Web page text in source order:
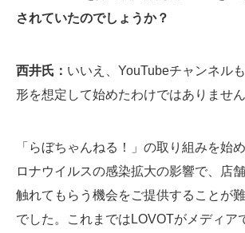
されていたのでしょうか？
西井氏： いいえ、YouTubeチャンネル
形を想定して始めたわけではありません
「らぼちゃんねる！」の取り組みを始
ロナウイルスの感染拡大の影響で、店
触れてもらう機会をご提供することが
でした。これまではLOVOTがメディア